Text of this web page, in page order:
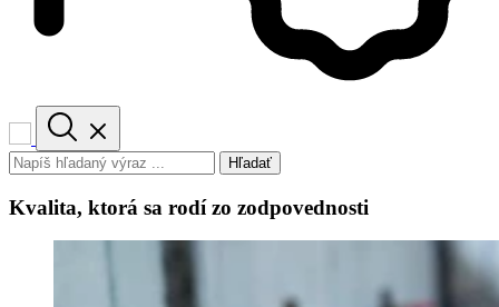
Hľadať
Kvalita, ktorá sa rodí zo zodpovednosti